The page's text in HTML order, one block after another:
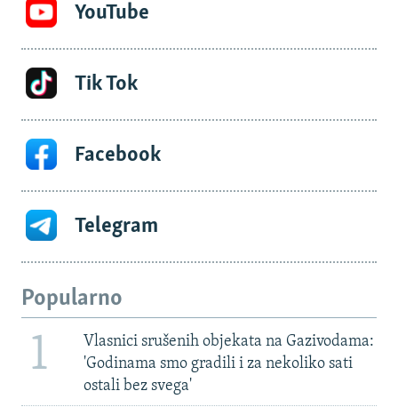
YouTube
Tik Tok
Facebook
Telegram
Popularno
1
Vlasnici srušenih objekata na Gazivodama:
'Godinama smo gradili i za nekoliko sati
ostali bez svega'